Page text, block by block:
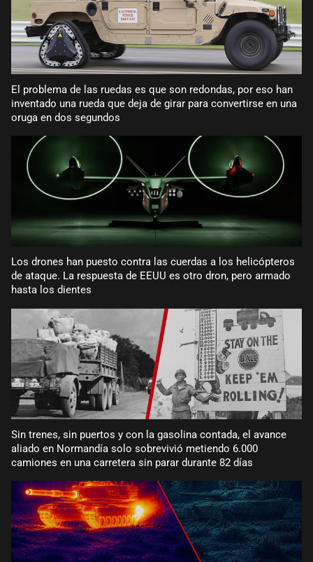
El problema de las ruedas es que son redondas, por eso han
inventado una rueda que deja de girar para convertirse en una
oruga en dos segundos
Los drones han puesto contra las cuerdas a los helicópteros
de ataque. La respuesta de EEUU es otro dron, pero armado
hasta los dientes
Sin trenes, sin puertos y con la gasolina contada, el avance
aliado en Normandía solo sobrevivió metiendo 6.000
camiones en una carretera sin parar durante 82 días